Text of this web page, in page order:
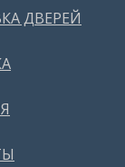
ДВЕРЕЙ